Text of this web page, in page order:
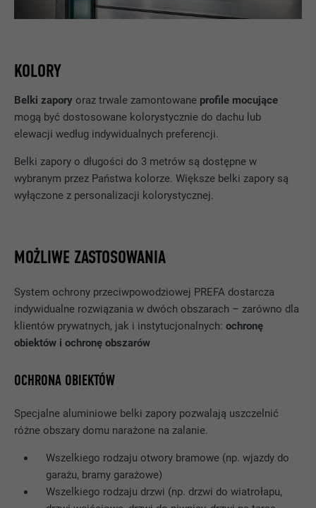
KOLORY
Belki zapory oraz trwale zamontowane profile mocujące
mogą być dostosowane kolorystycznie do dachu lub
elewacji według indywidualnych preferencji.
Belki zapory o długości do 3 metrów są dostępne w
wybranym przez Państwa kolorze. Większe belki zapory są
wyłączone z personalizacji kolorystycznej.
MOŻLIWE ZASTOSOWANIA
System ochrony przeciwpowodziowej PREFA dostarcza
indywidualne rozwiązania w dwóch obszarach – zarówno dla
klientów prywatnych, jak i instytucjonalnych:ochronę
obiektów i ochronę obszarów
OCHRONA OBIEKTÓW
Specjalne aluminiowe belki zapory pozwalają uszczelnić
różne obszary domu narażone na zalanie.
Wszelkiego rodzaju otwory bramowe (np. wjazdy do
garażu, bramy garażowe)
Wszelkiego rodzaju drzwi (np. drzwi do wiatrołapu,